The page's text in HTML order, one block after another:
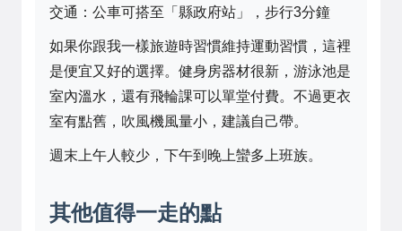
交通：公車可搭至「縣政府站」，步行3分鐘
如果你跟我一樣旅遊時習慣維持運動習慣，這裡
是便宜又好的選擇。健身房器材很新，游泳池是
室內溫水，還有飛輪課可以單堂付費。不過更衣
室有點舊，吹風機風量小，建議自己帶。
週末上午人較少，下午到晚上蠻多上班族。
其他值得一走的點